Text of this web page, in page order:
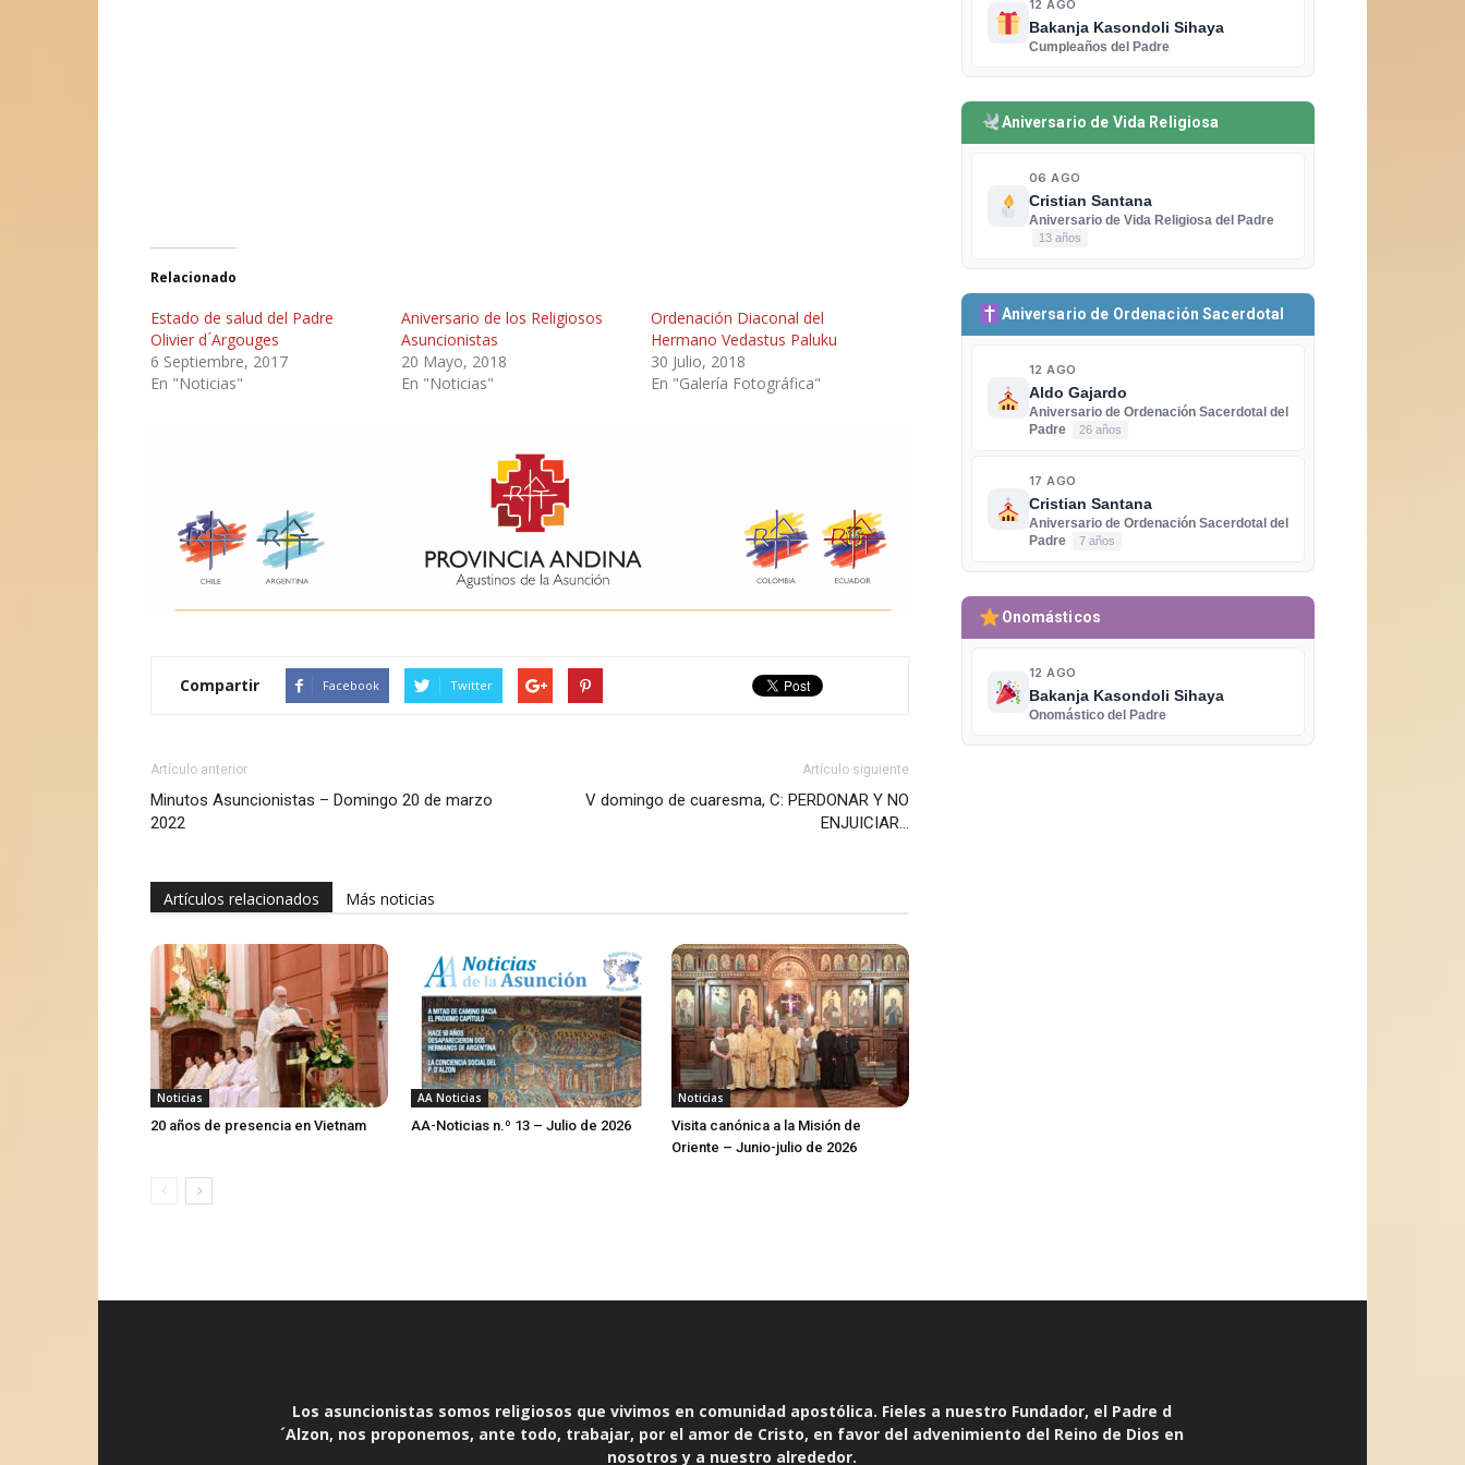
Relacionado
Estado de salud del Padre
Olivier d ́Argouges
6 Septiembre, 2017
En "Noticias"
Aniversario de los Religiosos
Asuncionistas
20 Mayo, 2018
En "Noticias"
Ordenación Diaconal del
Hermano Vedastus Paluku
30 Julio, 2018
En "Galería Fotográfica"
Compartir Facebook Twitter
Artículo anterior
Minutos Asuncionistas – Domingo 20 de marzo
2022
Artículo siguiente
V domingo de cuaresma, C: PERDONAR Y NO
ENJUICIAR…
Artículos relacionados Más noticias
Noticias
20 años de presencia en Vietnam
AA Noticias
AA-Noticias n.º 13 – Julio de 2026
Noticias
Visita canónica a la Misión de
Oriente – Junio-julio de 2026
12 AGO
Bakanja Kasondoli Sihaya
Cumpleaños del Padre
Aniversario de Vida Religiosa
06 AGO
Cristian Santana
Aniversario de Vida Religiosa del Padre
13 años
Aniversario de Ordenación Sacerdotal
12 AGO
Aldo Gajardo
Aniversario de Ordenación Sacerdotal del
Padre
26 años
17 AGO
Cristian Santana
Aniversario de Ordenación Sacerdotal del
Padre
7 años
Onomásticos
12 AGO
Bakanja Kasondoli Sihaya
Onomástico del Padre
Los asuncionistas somos religiosos que vivimos en comunidad apostólica. Fieles a nuestro Fundador, el Padre d
´Alzon, nos proponemos, ante todo, trabajar, por el amor de Cristo, en favor del advenimiento del Reino de Dios en
nosotros y a nuestro alrededor.